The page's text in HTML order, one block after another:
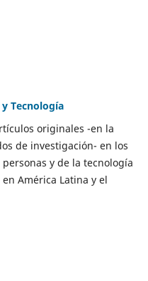
Tecnología
originales -en la
de investigación- en los
y de la tecnología
América Latina y el